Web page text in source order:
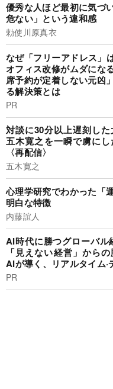
優秀な人ほど最初に気づ
危ない」という違和感
勅使川原真衣
なぜ「フリーアドレス」
オフィス改修がムダにな
席予約が定着しない元凶
る解決策とは
PR
対談に30分以上遅刻し
五木寛之を一瞬で虜にし
〈再配信〉
五木寛之
心理学研究でわかった「
明白な特徴
内藤誼人
AI時代に勝つグローバ
「見えない経営」から
AIが導く、リアルタイム
PR